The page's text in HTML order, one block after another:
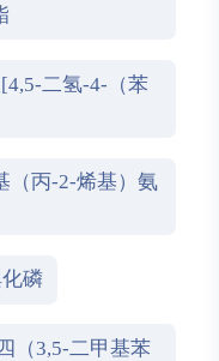
[4,5-二氢-4-（苯
（丙-2-烯基）氨
磷
（3,5-二甲基苯